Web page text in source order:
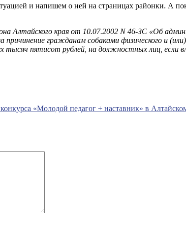
и напишем о ней на страницах районки. А
Алтайского края от 10.07.2002 N 46-ЗС «Об
причинение гражданам собаками физического и
тысяч пятисот рублей, на должностных лиц, если
«Молодой педагог + наставник» в